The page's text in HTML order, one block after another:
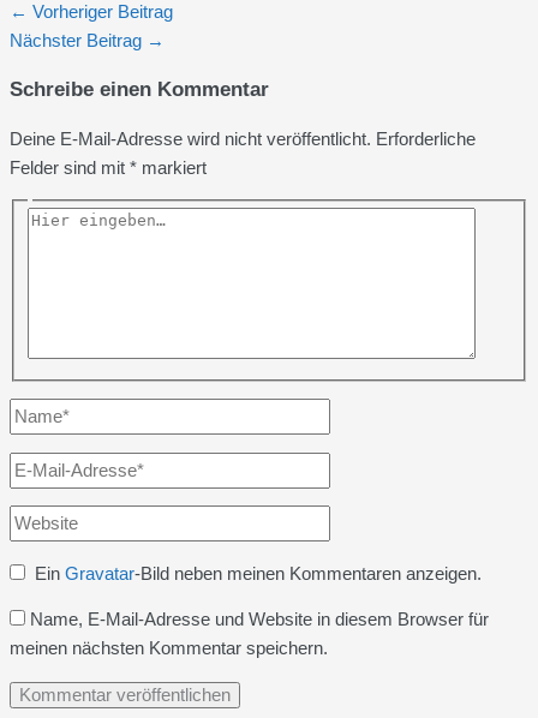
← Vorheriger Beitrag
Nächster Beitrag →
Schreibe einen Kommentar
Deine E-Mail-Adresse wird nicht veröffentlicht. Erforderliche
Felder sind mit *markiert
Hier
Name*
E-
Mail-
Adresse*
Website
Ein Gravatar-Bild neben meinen Kommentaren anzeigen.
Name, E-Mail-Adresse und Website in diesem Browser für
meinen nächsten Kommentar speichern.